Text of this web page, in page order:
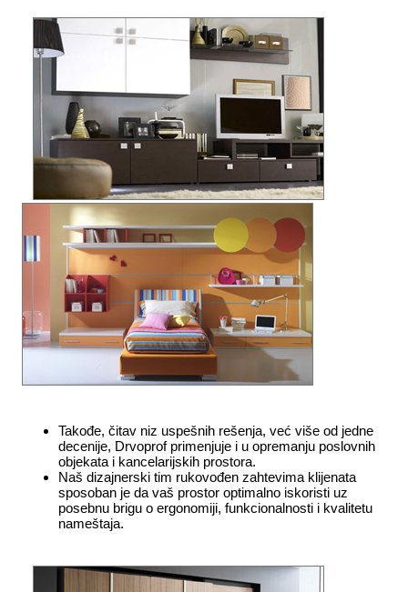
Takođe, čitav niz uspešnih rešenja, već više od jedne
decenije, Drvoprof primenjuje i u opremanju poslovnih
objekata i kancelarijskih prostora.
Naš dizajnerski tim rukovođen zahtevima klijenata
sposoban je da vaš prostor optimalno iskoristi uz
posebnu brigu o ergonomiji, funkcionalnosti i kvalitetu
nameštaja.